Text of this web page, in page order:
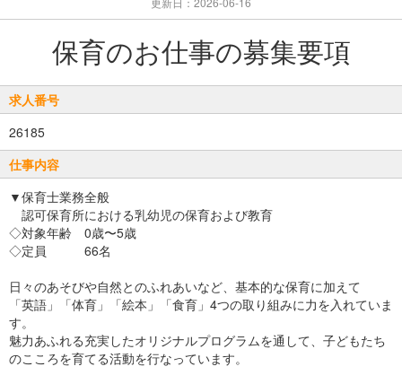
保育のお仕事の募集要項
求人番号
26185
仕事内容
▼保育士業務全般
認可保育所における乳幼児の保育および教育
◇対象年齢 0歳〜5歳
◇定員 66名
日々のあそびや自然とのふれあいなど、基本的な保育に加えて
「英語」「体育」「絵本」「食育」4つの取り組みに力を入れていま
す。
魅力あふれる充実したオリジナルプログラムを通して、子どもたち
のこころを育てる活動を行なっています。